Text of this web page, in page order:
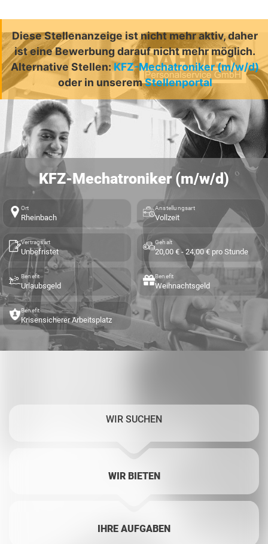
Diese Stellenanzeige ist nicht mehr aktiv, daher
ist eine Bewerbung darauf nicht mehr möglich.
Alternative Stellen: KFZ-Mechatroniker (m/w/d)
oder in unseremStellenportal
KFZ-Mechatroniker (m/w/d)
Ort
Rheinbach
Anstellungsart
Vollzeit
Vertragsart
Unbefristet
Gehalt
20,00 € - 24,00 € pro Stunde
Benefit
Urlaubsgeld
Benefit
Weihnachtsgeld
Benefit
Krisensicherer Arbeitsplatz
WIR SUCHEN
WIR BIETEN
IHRE AUFGABEN